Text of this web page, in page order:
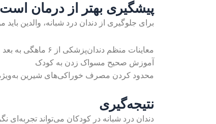
پیشگیری بهتر از درمان است
برای جلوگیری از دندان درد شبانه، والدین باید
معاینات منظم دندان‌پزشکی از ۶ ماهگی به بعد
آموزش صحیح مسواک زدن به کودک
محدود کردن مصرف خوراکی‌های شیرین
نتیجه‌گیری
دندان درد شبانه در کودکان می‌تواند تجربه‌ای